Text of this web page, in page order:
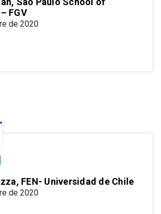
FGV
de 2020
FEN- Universidad de Chile
de 2020